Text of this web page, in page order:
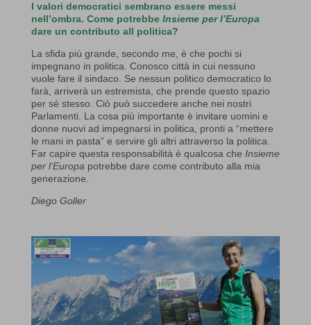
I valori democratici sembrano essere messi
nell’ombra. Come potrebbe Insieme per l’Europa
dare un contributo all politica?
La sfida più grande, secondo me, è che pochi si
impegnano in politica. Conosco città in cui nessuno
vuole fare il sindaco. Se nessun politico democratico lo
farà, arriverà un estremista, che prende questo spazio
per sé stesso. Ciò può succedere anche nei nostri
Parlamenti. La cosa più importante è invitare uomini e
donne nuovi ad impegnarsi in politica, pronti a “mettere
le mani in pasta” e servire gli altri attraverso la politica.
Far capire questa responsabilità è qualcosa che Insieme
per l‘Europa potrebbe dare come contributo alla mia
generazione.
Diego Goller